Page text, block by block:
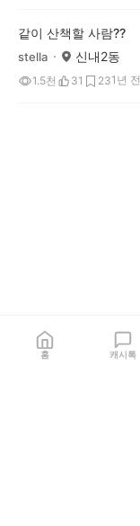
같이 산책할 사람??
stella 신내2동
1.5천 31 231년 전
홈 캐시톡